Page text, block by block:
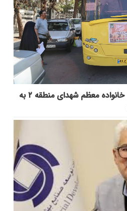
بدرقه کاروان خانواده معظم شهدای منطقه ۲ به